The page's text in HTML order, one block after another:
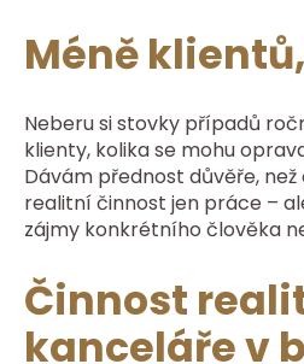
Méně
Neberu si stovky případů
klienty, kolika se mohu
Dávám přednost důvěře,
realitní činnost jen práce –
zájmy konkrétního člověka
Činnost
kanceláře v